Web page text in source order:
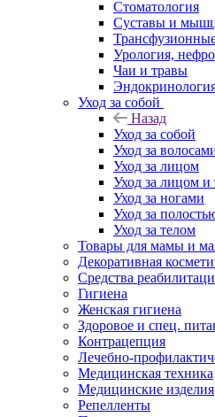
Стоматология
Суставы и
Урология,
Чаи и травы
Уход за собой
Назад
Уход за собой
Уход за
Уход за лицом
Уход за лицом и
Уход за ногами
Уход за
Уход за телом
Товары для мамы и
Декоративная
Средства
Гигиена
Женская гигиена
Здоровое и спец.
Контрацепция
Лечебно-
Медицинская техника
Медицинские изделия
Репелленты